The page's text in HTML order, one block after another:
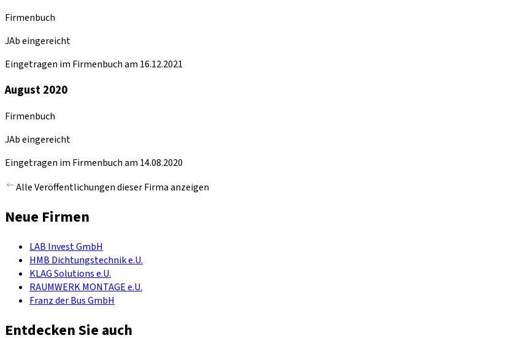
Firmenbuch
JAb eingereicht
Eingetragen im Firmenbuch am 16.12.2021
August 2020
Firmenbuch
JAb eingereicht
Eingetragen im Firmenbuch am 14.08.2020
Alle Veröffentlichungen dieser Firma anzeigen
Neue Firmen
LAB Invest GmbH
HMB Dichtungstechnik e.U.
KLAG Solutions e.U.
RAUMWERK MONTAGE e.U.
Franz der Bus GmbH
Entdecken Sie auch